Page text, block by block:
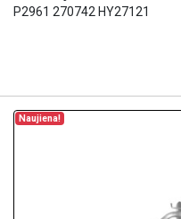
P2961 270742 HY27121
Naujiena!